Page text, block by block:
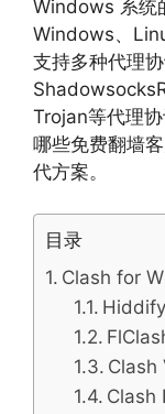
Windows 系统
Windows、
支持多种代理
Trojan等代理
哪些免费翻墙
代方案。
目录
Clash for
Hiddify
Clash
Clash